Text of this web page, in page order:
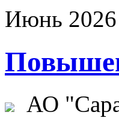
Июнь 2026
АО